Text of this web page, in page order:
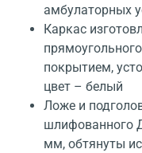
амбулаторных
Каркас
покрытием,
цвет – белый
Ложе и
шлифованного
мм, обтянуты